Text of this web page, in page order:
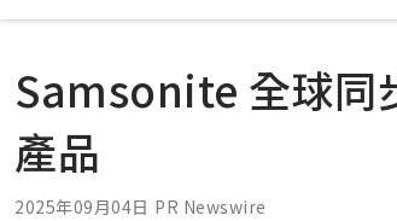
Samsonite 全球同
產品
2025年09月04日 PR Newswire